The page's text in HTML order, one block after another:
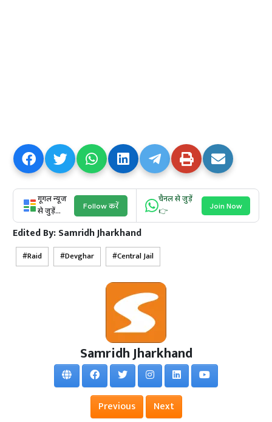
गूगल न्यूज
से जुड़ें...
Follow करें
चैनल से जुड़ें
👉
Join Now
Edited By:Samridh Jharkhand
Raid Devghar Central Jail
Samridh Jharkhand
Previous Next